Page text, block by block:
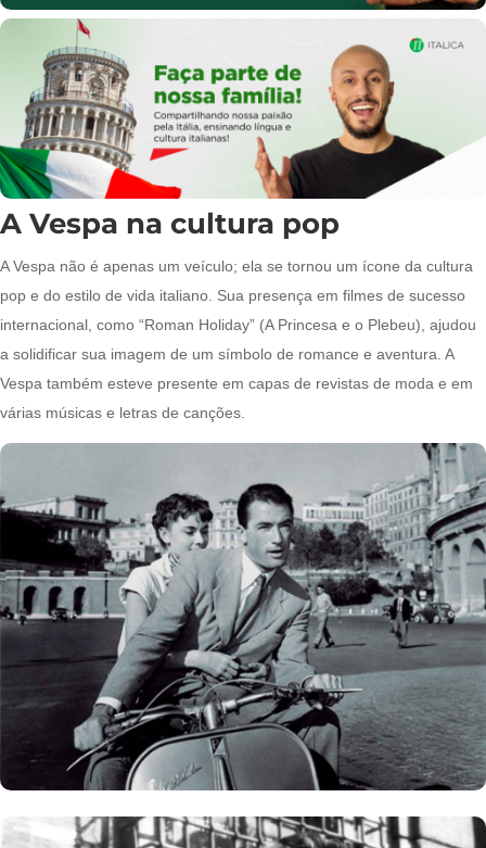
A Vespa na cultura pop
A Vespa não é apenas um veículo; ela se tornou um ícone da cultura
pop e do estilo de vida italiano. Sua presença em filmes de sucesso
internacional, como “Roman Holiday” (A Princesa e o Plebeu), ajudou
a solidificar sua imagem de um símbolo de romance e aventura. A
Vespa também esteve presente em capas de revistas de moda e em
várias músicas e letras de canções.